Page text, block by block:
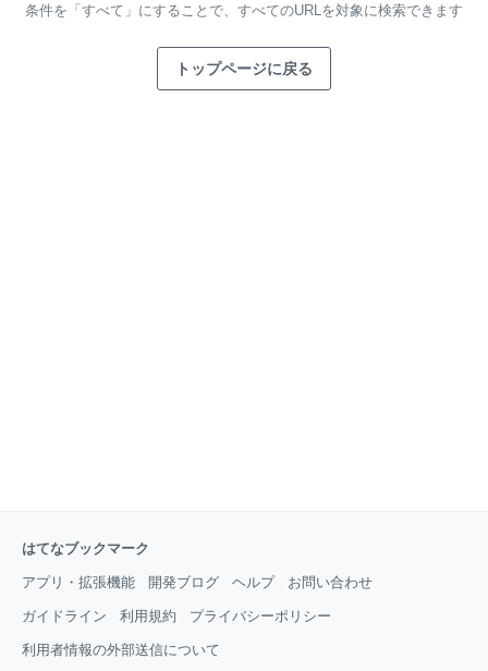
条件を「すべて」にすることで、 すべてのURLを対象に検索できます
トップページに戻る
はてなブックマーク
アプリ・拡張機能 開発ブログ ヘルプ お問い合わせ
ガイドライン 利用規約 プライバシーポリシー
利用者情報の外部送信について